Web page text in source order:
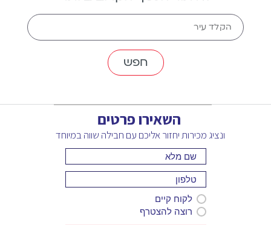
The
nearest
הקלד עיר
לקוח קיים
רוצה להצטרף
השאירו פרטים
ונציג מכירות יחזור אליכם עם חבילה שווה במיוחד